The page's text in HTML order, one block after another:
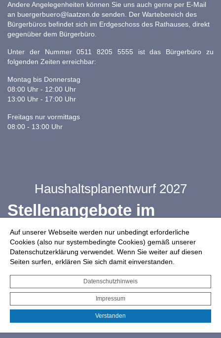
Auf unserer Webseite werden nur unbedingt erforderliche
Cookies (also nur systembedingte Cookies) gemäß unserer
Datenschutzerklärung verwendet. Wenn Sie weiter auf diesen
Seiten surfen, erklären Sie sich damit einverstanden.
Datenschutzhinweis
Impressum
Verstanden
Andere Angelegenheiten können Sie uns auch gerne per E-Mail
an buergerbuero@laatzen.de senden. Der Wartebereich des
Bürgerbüros befindet sich im Erdgeschoss des Rathauses, direkt
gegenüber dem Bürgerbüro.
Unter der Nummer 0511 8205 5555 ist das Bürgerbüro zu
folgenden Zeiten erreichbar:
Montag bis Donnerstag
08:00 Uhr - 12:00 Uhr
13:00 Uhr - 17:00 Uhr
Freitags nur vormittags
08:00 - 13:00 Uhr
Haushaltsplanentwurf 2027
Stellenangebote im
Ganztag
Infos zur Drohnennutzung
Starkregengefahrenkarte
Serviceportal für Bürger*innen
Interaktiver Haushalt